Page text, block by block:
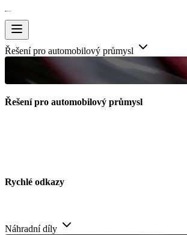
Řešení pro automobilový průmysl
Řešení pro automobilový průmysl
Rychlé odkazy
Náhradní díly